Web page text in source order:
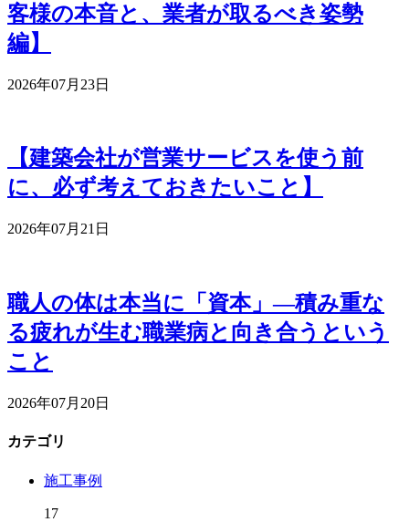
客様の本音と、業者が取るべき姿勢
編】
2026年07月23日
【建築会社が営業サービスを使う前
に、必ず考えておきたいこと】
2026年07月21日
職人の体は本当に「資本」―積み重な
る疲れが生む職業病と向き合うという
こと
2026年07月20日
カテゴリ
施工事例
17